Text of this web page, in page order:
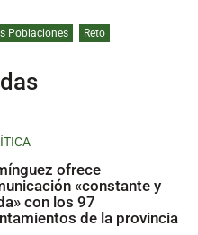
Poblaciones Reto
ofrece
«constante y
con los 97
de la provincia